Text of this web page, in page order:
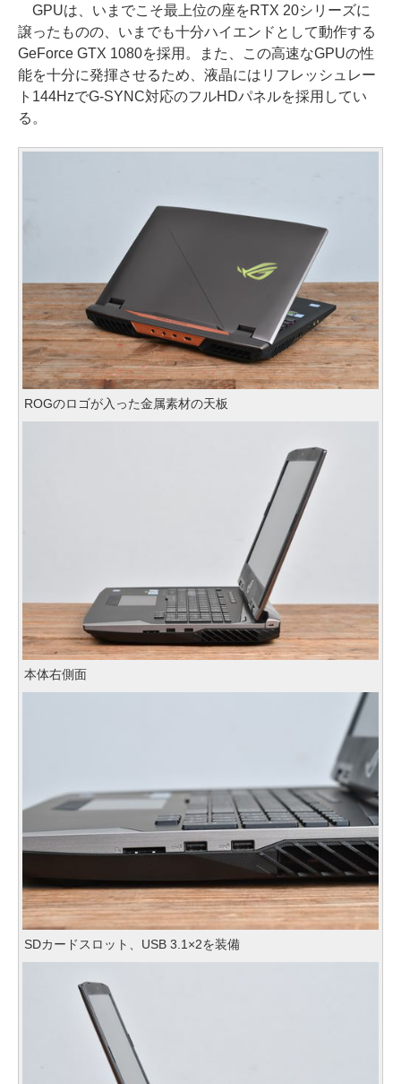
GPUは、いまでこそ最上位の座をRTX 20シリーズに
譲ったものの、いまでも十分ハイエンドとして動作する
GeForce GTX 1080を採用。また、この高速なGPUの性
能を十分に発揮させるため、液晶にはリフレッシュレー
ト144HzでG-SYNC対応のフルHDパネルを採用してい
る。
ROGのロゴが入った金属素材の天板
本体右側面
SDカードスロット、USB 3.1×2を装備